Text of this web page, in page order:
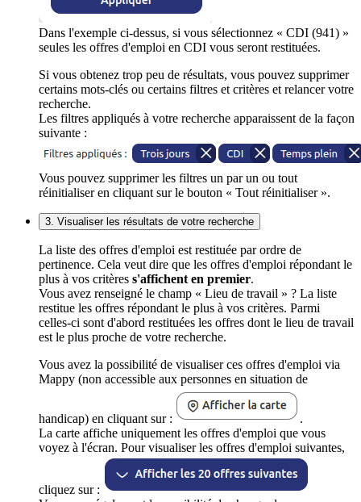
Dans l'exemple ci-dessus, si vous sélectionnez « CDI (941) »
seules les offres d'emploi en CDI vous seront restituées.
Si vous obtenez trop peu de résultats, vous pouvez supprimer
certains mots-clés ou certains filtres et critères et relancer votre
recherche.
Les filtres appliqués à votre recherche apparaissent de la façon
suivante :
Vous pouvez supprimer les filtres un par un ou tout
réinitialiser en cliquant sur le bouton « Tout réinitialiser ».
3. Visualiser les résultats de votre recherche
La liste des offres d'emploi est restituée par ordre de
pertinence. Cela veut dire que les offres d'emploi répondant le
plus à vos critères s'affichent en premier.
Vous avez renseigné le champ « Lieu de travail » ? La liste
restitue les offres répondant le plus à vos critères. Parmi
celles-ci sont d'abord restituées les offres dont le lieu de travail
est le plus proche de votre recherche.
Vous avez la possibilité de visualiser ces offres d'emploi via
Mappy (non accessible aux personnes en situation de
handicap) en cliquant sur :
.
La carte affiche uniquement les offres d'emploi que vous
voyez à l'écran. Pour visualiser les offres d'emploi suivantes,
cliquez sur :